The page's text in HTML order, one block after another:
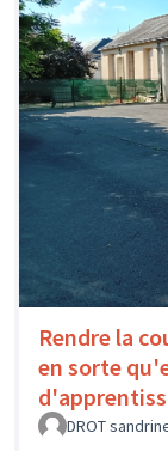
Rendre la
en sorte
DROT